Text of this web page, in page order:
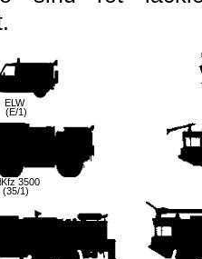
ELW
(E/1)
3500
(35/1)